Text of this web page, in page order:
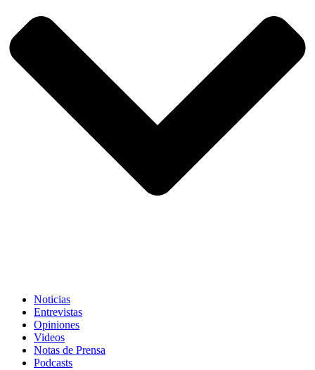
Noticias
Entrevistas
Opiniones
Videos
Notas de Prensa
Podcasts